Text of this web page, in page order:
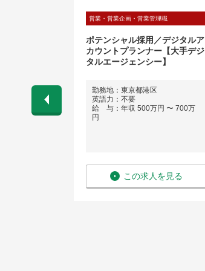
営業・営業企画・営業管理職
ポテンシャル採用／デジタルア
カウントプランナー【大手デジ
タルエージェンシー】
勤務地：東京都港区
英語力：不要
給 与：年収 500万円 〜 700万
円
この求人を見る